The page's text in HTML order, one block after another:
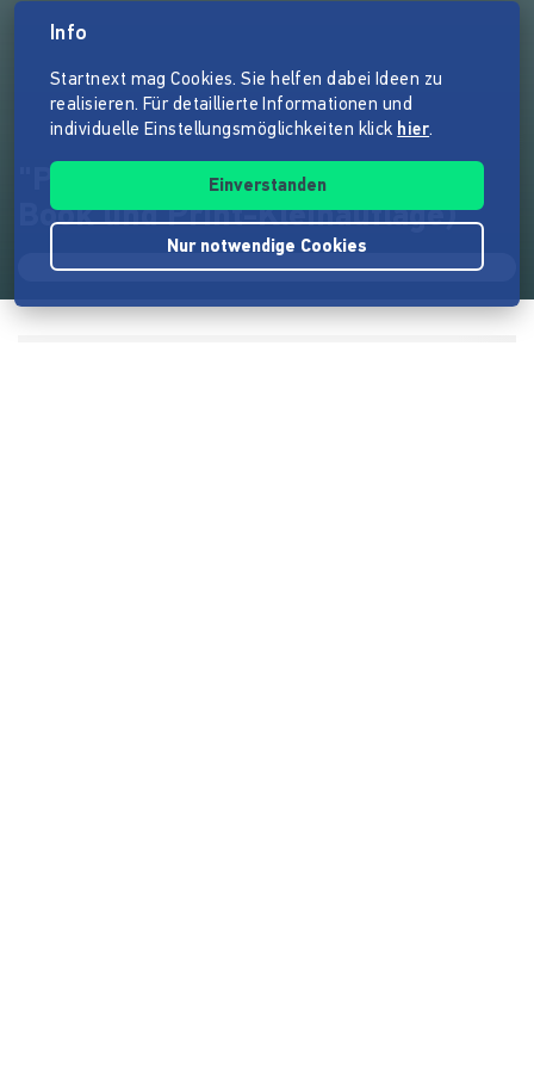
"Prägnante Webtypografie" (E-
Book und Print-Kleinauflage)
Info
Startnext mag Cookies. Sie helfen dabei Ideen zu
realisieren. Für detaillierte Informationen und
individuelle Einstellungsmöglichkeiten klick hier.
Einverstanden
Nur notwendige Cookies